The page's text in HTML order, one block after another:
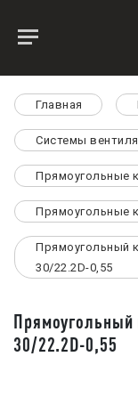
Главная
Системы
Прямоугольные
Прямоугольные
Прямоугольный
30/22.2D-0,55
Прямоугольный
30/22.2D-0,55